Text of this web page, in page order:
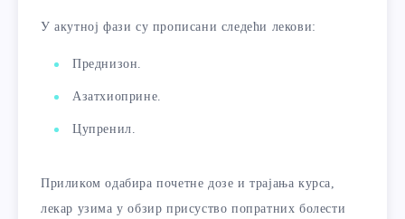
У акутној фази су прописани следећи лекови:
Преднизон.
Азатхиоприне.
Цупренил.
Приликом одабира почетне дозе и трајања курса,
лекар узима у обзир присуство попратних болести